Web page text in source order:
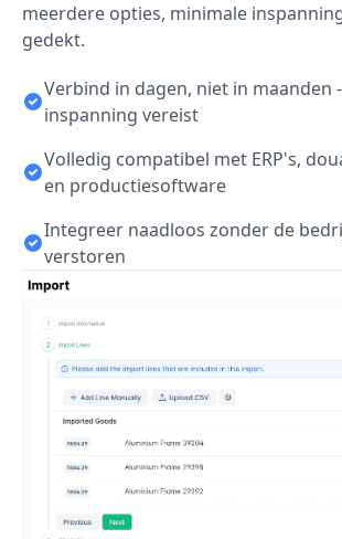
meerdere opties, minimale
gedekt.
Verbind in dagen, niet in maanden
inspanning vereist
Volledig compatibel met ERP's,
en productiesoftware
Integreer naadloos zonder de
verstoren